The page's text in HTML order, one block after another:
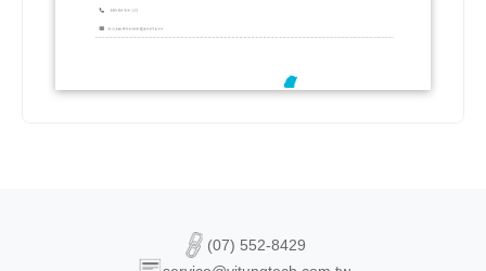
(07) 552-8429